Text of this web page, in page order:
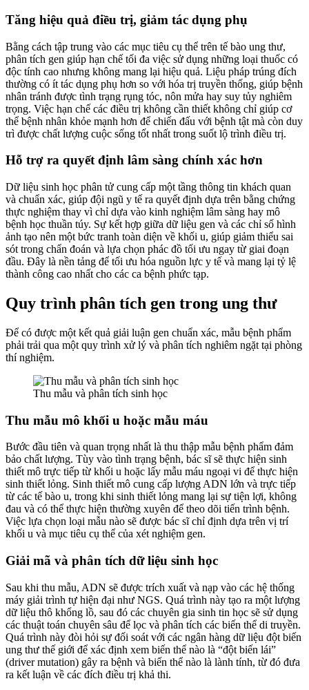
Tăng hiệu quả điều trị, giảm tác dụng phụ
Bằng cách tập trung vào các mục tiêu cụ thể trên tế bào ung thư,
phân tích gen giúp hạn chế tối đa việc sử dụng những loại thuốc có
độc tính cao nhưng không mang lại hiệu quả. Liệu pháp trúng đích
thường có ít tác dụng phụ hơn so với hóa trị truyền thống, giúp bệnh
nhân tránh được tình trạng rụng tóc, nôn mửa hay suy tủy nghiêm
trọng. Việc hạn chế các điều trị không cần thiết không chỉ giúp cơ
thể bệnh nhân khỏe mạnh hơn để chiến đấu với bệnh tật mà còn duy
trì được chất lượng cuộc sống tốt nhất trong suốt lộ trình điều trị.
Hỗ trợ ra quyết định lâm sàng chính xác hơn
Dữ liệu sinh học phân tử cung cấp một tầng thông tin khách quan
và chuẩn xác, giúp đội ngũ y tế ra quyết định dựa trên bằng chứng
thực nghiệm thay vì chỉ dựa vào kinh nghiệm lâm sàng hay mô
bệnh học thuần túy. Sự kết hợp giữa dữ liệu gen và các chỉ số hình
ảnh tạo nên một bức tranh toàn diện về khối u, giúp giảm thiểu sai
sót trong chẩn đoán và lựa chọn phác đồ tối ưu ngay từ giai đoạn
đầu. Đây là nền tảng để tối ưu hóa nguồn lực y tế và mang lại tỷ lệ
thành công cao nhất cho các ca bệnh phức tạp.
Quy trình phân tích gen trong ung thư
Để có được một kết quả giải luận gen chuẩn xác, mẫu bệnh phẩm
phải trải qua một quy trình xử lý và phân tích nghiêm ngặt tại phòng
thí nghiệm.
Thu mẫu và phân tích sinh học
Thu mẫu mô khối u hoặc mẫu máu
Bước đầu tiên và quan trọng nhất là thu thập mẫu bệnh phẩm đảm
bảo chất lượng. Tùy vào tình trạng bệnh, bác sĩ sẽ thực hiện sinh
thiết mô trực tiếp từ khối u hoặc lấy mẫu máu ngoại vi để thực hiện
sinh thiết lỏng. Sinh thiết mô cung cấp lượng ADN lớn và trực tiếp
từ các tế bào u, trong khi sinh thiết lỏng mang lại sự tiện lợi, không
đau và có thể thực hiện thường xuyên để theo dõi tiến trình bệnh.
Việc lựa chọn loại mẫu nào sẽ được bác sĩ chỉ định dựa trên vị trí
khối u và mục tiêu cụ thể của xét nghiệm gen.
Giải mã và phân tích dữ liệu sinh học
Sau khi thu mẫu, ADN sẽ được trích xuất và nạp vào các hệ thống
máy giải trình tự hiện đại như NGS. Quá trình này tạo ra một lượng
dữ liệu thô khổng lồ, sau đó các chuyên gia sinh tin học sẽ sử dụng
các thuật toán chuyên sâu để lọc và phân tích các biến thể di truyền.
Quá trình này đòi hỏi sự đối soát với các ngân hàng dữ liệu đột biến
ung thư thế giới để xác định xem biến thể nào là “đột biến lái”
(driver mutation) gây ra bệnh và biến thể nào là lành tính, từ đó đưa
ra kết luận về các đích điều trị khả thi.